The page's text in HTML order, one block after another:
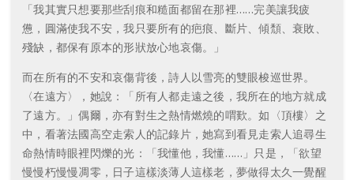
「我其實只想要那些刮痕和糙面都留在那裡……完美讓我疲
憊，圓滿使我不安，我只要所有的疤痕、斷片、傾頹、衰敗、
殘缺，都保有原本的形狀放心地哀傷。」
而在所有的不安和哀傷背後，詩人以雪亮的雙眼梭巡世界。
〈在遠方〉，她說：「所有人都走遠之後，我所在的地方就成
了遠方。」偶爾，亦有對生之熱情燃燒的喟歎。如〈頂樓〉之
中，看著法國高空走索人的記錄片，她寫到看見走索人追尋生
命熱情時眼裡閃爍的光：「我懂他，我懂……」只是，「欲望
慢慢朽慢慢凋零，日子這樣淡薄人這樣老，夢做得太久一覺醒